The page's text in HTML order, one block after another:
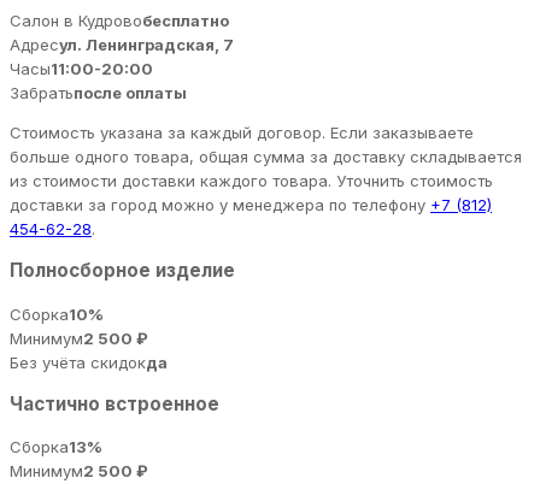
Салон в Кудровобесплатно
Адресул. Ленинградская, 7
Часы11:00-20:00
Забратьпосле оплаты
Стоимость указана за каждый договор. Если заказываете
больше одного товара, общая сумма за доставку складывается
из стоимости доставки каждого товара. Уточнить стоимость
доставки за город можно у менеджера по телефону +7 (812)
454-62-28.
Полносборное изделие
Сборка10%
Минимум2 500 ₽
Без учёта скидокда
Частично встроенное
Сборка13%
Минимум2 500 ₽